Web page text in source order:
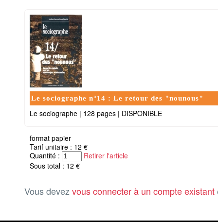
Le sociographe n°14 : Le retour des "nounous"
Le sociographe | 128 pages | DISPONIBLE
format papier
Tarif unitaire : 12 €
Quantité :
Retirer l'article
Sous total : 12 €
Vous devez vous connecter à un compte existant